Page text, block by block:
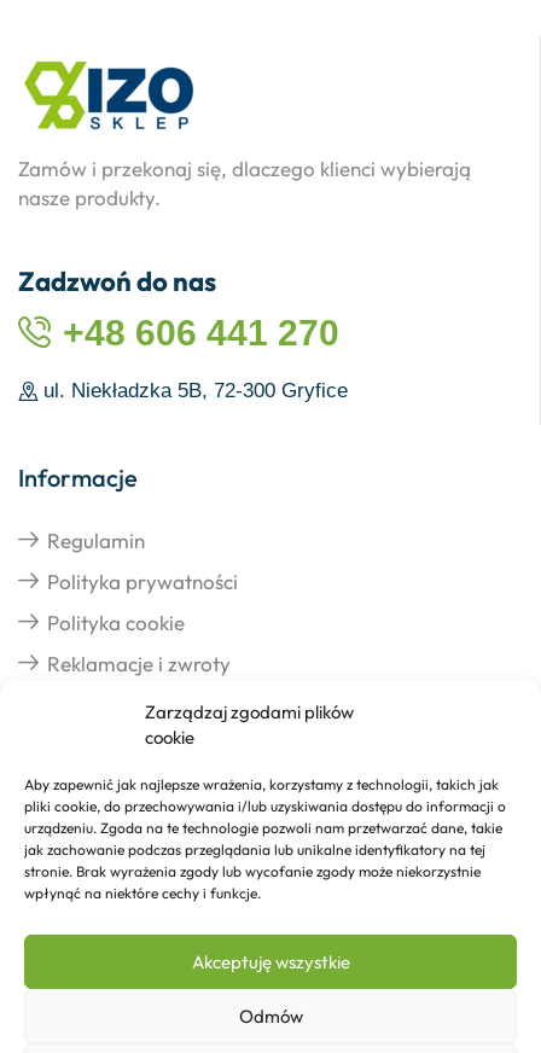
Zarządzaj zgodami plików
cookie
Aby zapewnić jak najlepsze wrażenia, korzystamy z technologii, takich jak
pliki cookie, do przechowywania i/lub uzyskiwania dostępu do informacji o
urządzeniu. Zgoda na te technologie pozwoli nam przetwarzać dane, takie
jak zachowanie podczas przeglądania lub unikalne identyfikatory na tej
stronie. Brak wyrażenia zgody lub wycofanie zgody może niekorzystnie
wpłynąć na niektóre cechy i funkcje.
Akceptuję wszystkie
Odmów
Zamów i przekonaj się, dlaczego klienci wybierają
nasze produkty.
Zadzwoń do nas
+48 606 441 270
ul. Niekładzka 5B, 72-300 Gryfice
Informacje
Regulamin
Polityka prywatności
Polityka cookie
Reklamacje i zwroty
Realizacja zamówień
Formy płatności
Kontakt